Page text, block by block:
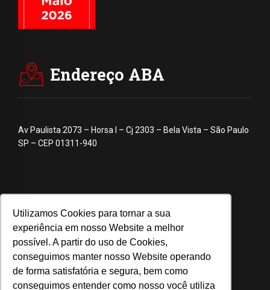
Utilizamos Cookies para tornar a sua
experiência em nosso Website a melhor
possível. A partir do uso de Cookies,
conseguimos manter nosso Website operando
de forma satisfatória e segura, bem como
conseguimos entender como nosso você utiliza
Endereço ABA
Av Paulista 2073 – Horsa I – Cj 2303 – Bela Vista – São Paulo
SP – CEP 01311-940